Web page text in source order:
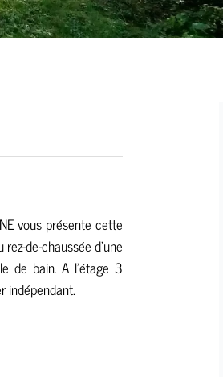
vous présente cette
de-chaussée d'une
de bain. A l'étage 3
indépendant.